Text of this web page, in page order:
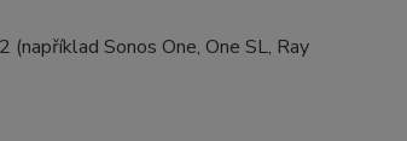
Sonos One, One SL, Ray